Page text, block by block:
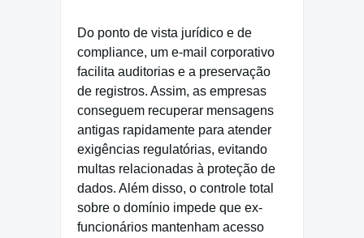
Do ponto de vista jurídico e de
compliance, um e-mail corporativo
facilita auditorias e a preservação
de registros. Assim, as empresas
conseguem recuperar mensagens
antigas rapidamente para atender
exigências regulatórias, evitando
multas relacionadas à proteção de
dados. Além disso, o controle total
sobre o domínio impede que ex-
funcionários mantenham acesso